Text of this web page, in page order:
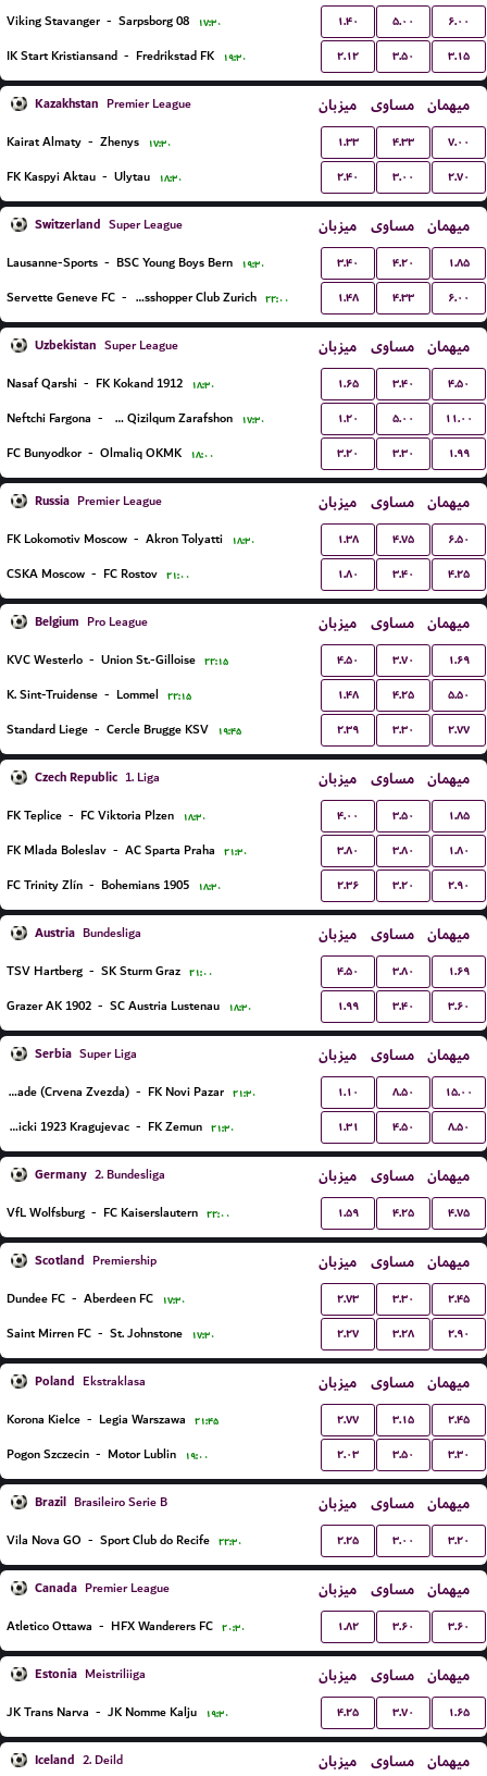
Viking Stavanger - Sarpsborg 08 ۱۷:۳۰ ۱.۴۰ ۵.۰۰ ۶.۰۰
IK Start Kristiansand - Fredrikstad FK ۱۹:۳۰ ۲.۱۲ ۳.۵۰ ۳.۱۵
Kazakhstan Premier League میزبان مساوی میهمان
Kairat Almaty - Zhenys ۱۷:۳۰ ۱.۳۳ ۴.۳۳ ۷.۰۰
FK Kaspyi Aktau - Ulytau ۱۸:۳۰ ۲.۴۰ ۳.۰۰ ۲.۷۰
Switzerland Super League میزبان مساوی میهمان
Lausanne-Sports - BSC Young Boys Bern ۱۹:۳۰ ۳.۴۰ ۴.۲۰ ۱.۸۵
Servette Geneve FC - Grasshopper Club Zurich ۲۲:۰۰ ۱.۴۸ ۴.۳۳ ۶.۰۰
Uzbekistan Super League میزبان مساوی میهمان
Nasaf Qarshi - FK Kokand 1912 ۱۸:۳۰ ۱.۶۵ ۳.۴۰ ۴.۵۰
Neftchi Fargona - PFK Qizilqum Zarafshon ۱۷:۳۰ ۱.۲۰ ۵.۰۰ ۱۱.۰۰
FC Bunyodkor - Olmaliq OKMK ۱۸:۰۰ ۳.۲۰ ۳.۳۰ ۱.۹۹
Russia Premier League میزبان مساوی میهمان
FK Lokomotiv Moscow - Akron Tolyatti ۱۸:۳۰ ۱.۳۸ ۴.۷۵ ۶.۵۰
CSKA Moscow - FC Rostov ۲۱:۰۰ ۱.۸۰ ۳.۴۰ ۴.۲۵
Belgium Pro League میزبان مساوی میهمان
KVC Westerlo - Union St.-Gilloise ۲۲:۱۵ ۴.۵۰ ۳.۷۰ ۱.۶۹
K. Sint-Truidense - Lommel ۲۲:۱۵ ۱.۴۸ ۴.۲۵ ۵.۵۰
Standard Liege - Cercle Brugge KSV ۱۹:۴۵ ۲.۳۹ ۳.۳۰ ۲.۷۷
Czech Republic 1. Liga میزبان مساوی میهمان
FK Teplice - FC Viktoria Plzen ۱۸:۳۰ ۴.۰۰ ۳.۵۰ ۱.۸۵
FK Mlada Boleslav - AC Sparta Praha ۲۱:۳۰ ۳.۸۰ ۳.۸۰ ۱.۸۰
FC Trinity Zlín - Bohemians 1905 ۱۸:۳۰ ۲.۳۶ ۳.۲۰ ۲.۹۰
Austria Bundesliga میزبان مساوی میهمان
TSV Hartberg - SK Sturm Graz ۲۱:۰۰ ۴.۵۰ ۳.۸۰ ۱.۶۹
Grazer AK 1902 - SC Austria Lustenau ۱۸:۳۰ ۱.۹۹ ۳.۴۰ ۳.۶۰
Serbia Super Liga میزبان مساوی میهمان
FK Red Star Belgrade (Crvena Zvezda) - FK Novi Pazar ۲۱:۳۰ ۱.۱۰ ۸.۵۰ ۱۵.۰۰
FK Radnicki 1923 Kragujevac - FK Zemun ۲۱:۳۰ ۱.۳۱ ۴.۵۰ ۸.۵۰
Germany 2. Bundesliga میزبان مساوی میهمان
VfL Wolfsburg - FC Kaiserslautern ۲۲:۰۰ ۱.۵۹ ۴.۲۵ ۴.۷۵
Scotland Premiership میزبان مساوی میهمان
Dundee FC - Aberdeen FC ۱۷:۳۰ ۲.۷۳ ۳.۳۰ ۲.۴۵
Saint Mirren FC - St. Johnstone ۱۷:۳۰ ۲.۲۷ ۳.۲۸ ۲.۹۰
Poland Ekstraklasa میزبان مساوی میهمان
Korona Kielce - Legia Warszawa ۲۱:۴۵ ۲.۷۷ ۳.۱۵ ۲.۴۵
Pogon Szczecin - Motor Lublin ۱۹:۰۰ ۲.۰۳ ۳.۵۰ ۳.۳۰
Brazil Brasileiro Serie B میزبان مساوی میهمان
Vila Nova GO - Sport Club do Recife ۲۲:۳۰ ۲.۲۵ ۳.۰۰ ۳.۲۰
Canada Premier League میزبان مساوی میهمان
Atletico Ottawa - HFX Wanderers FC ۲۰:۳۰ ۱.۸۲ ۳.۶۰ ۳.۶۰
Estonia Meistriliiga میزبان مساوی میهمان
JK Trans Narva - JK Nomme Kalju ۱۹:۳۰ ۴.۲۵ ۳.۷۰ ۱.۶۵
Iceland 2. Deild میزبان مساوی میهمان